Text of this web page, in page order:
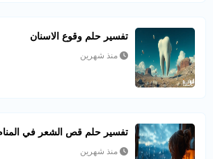
تفسير حلم وقوع الاسنان
منذ شهرين
تفسير حلم قص الشعر في
منذ شهرين